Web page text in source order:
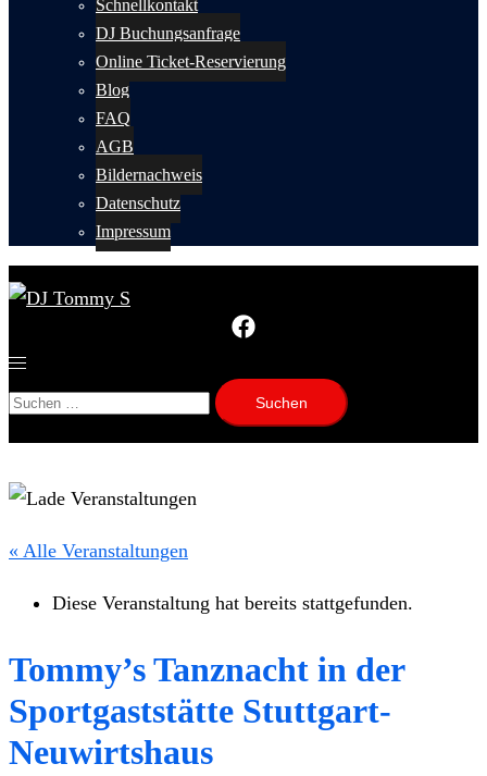
Schnellkontakt
DJ Buchungsanfrage
Online Ticket-Reservierung
Blog
FAQ
AGB
Bildernachweis
Datenschutz
Impressum
Menü
umschalten
Suchen
« Alle Veranstaltungen
Diese Veranstaltung hat bereits stattgefunden.
Tommy’s Tanznacht in der
Sportgaststätte Stuttgart-
Neuwirtshaus